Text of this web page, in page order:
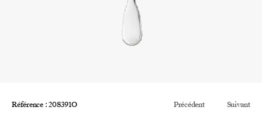
Référence : 208391O Précédent Suivant